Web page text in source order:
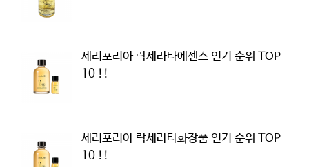
세리포리아 락세라타에센스 인기 순위 TOP
10 !!
세리포리아 락세라타화장품 인기 순위 TOP
10 !!